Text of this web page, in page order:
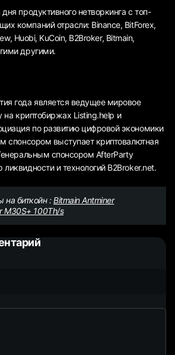
продуктивного нетворкинга c топ-
компаний отрасли: Binance, BitForex,
Huobi, KuCoin, B2Broker, Bitmain,
другими.
года является ведущее мировое
на криптобиржах Listing.help и
по развитию цифровой экономики
спонсором выступает криптовалютная
спонсором AfterParty
и технологий B2Broker.net.
на биткойн :Bitmain Antminer
M30S+ 100Th/s